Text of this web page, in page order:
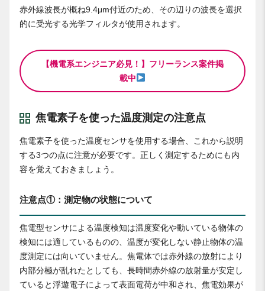
赤外線波長が概ね9.4μm付近のため、その辺りの波長を選択
的に受光する光学フィルタが使用されます。
【機電系エンジニア必見！】フリーランス案件掲
載中
焦電素子を使った温度測定の注意点
焦電素子を使った温度センサを使用する場合、これから説明
する3つの点に注意が必要です。正しく測定するためにも内
容を覚えておきましょう。
注意点①：測定物の状態について
焦電型センサによる温度検知は温度変化や動いている物体の
検知には適しているものの、温度が変化しない静止物体の温
度測定には向いていません。焦電体では赤外線の放射により
内部分極が乱れたとしても、長時間赤外線の放射量が安定し
ていると浮遊電子によって表面電荷が中和され、焦電効果が